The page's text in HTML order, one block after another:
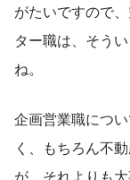
がたいですので
ター職は、そう
ね。
企画営業職につ
く、もちろん不